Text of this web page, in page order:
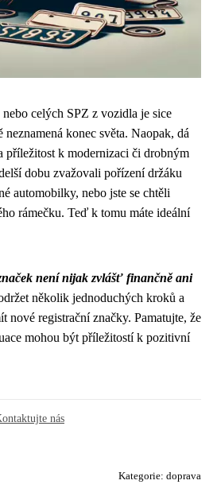
celých SPZ z vozidla je sice
neznamená konec světa. Naopak, dá
příležitost k modernizaci či drobným
dobu zvažovali pořízení držáku
automobilky, nebo jste se chtěli
rámečku. Teď k tomu máte ideální
není nijak zvlášť finančně ani
několik jednoduchých kroků a
nové registrační značky. Pamatujte, že
mohou být příležitostí k pozitivní
nás
Kategorie: doprava